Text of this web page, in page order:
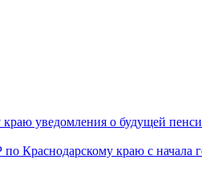
уведомления о будущей
Краснодарскому краю с начала